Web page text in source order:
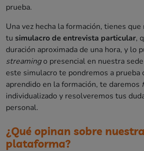
prueba.
Una vez hecha la formación, tienes
tu simulacro de entrevista particular,
duración aproximada de una hora, y lo
streamingo presencial en nuestra sede
este simulacro te pondremos a prueba
aprendido en la formación, te daremos
individualizado y resolveremos tus
personal.
¿Qué opinan sobre nuestra
plataforma?